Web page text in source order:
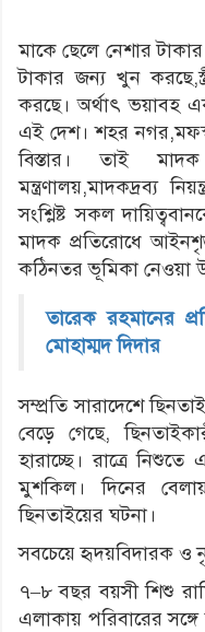
মাকে ছেলে নেশার
টাকার জন্য খুন
করছে। অর্থাৎ ভয়াবহ
এই দেশ। শহর
বিস্তার। তাই
মন্ত্রণালয়,মাদকদ্রব্য
সংশ্লিষ্ট সকল
মাদক প্রতিরোধে
কঠিনতর ভূমিকা নেওয়া
তারেক রহমানের
মোহাম্মদ দিদার
সম্প্রতি সারাদেশে
বেড়ে গেছে,
হারাচ্ছে। রাত্রে
মুশকিল। দিনের
ছিনতাইয়ের ঘটনা।
সবচেয়ে হৃদয়বিদারক ও
৭–৮ বছর বয়সী শিশু
এলাকায় পরিবারের